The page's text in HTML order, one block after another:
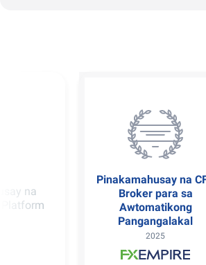
sa
Pinakamahusay na
Copy Trading Platform
2025